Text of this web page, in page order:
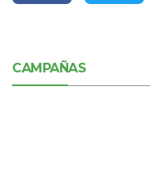
CAMPAÑAS